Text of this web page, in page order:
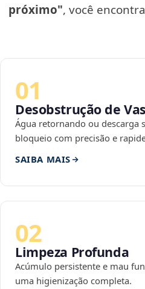
próximo", você
01
Desobstrução de
Água retornando ou descarga
bloqueio com precisão e
SAIBA MAIS
02
Limpeza Profunda
Acúmulo persistente e mau
uma higienização completa.